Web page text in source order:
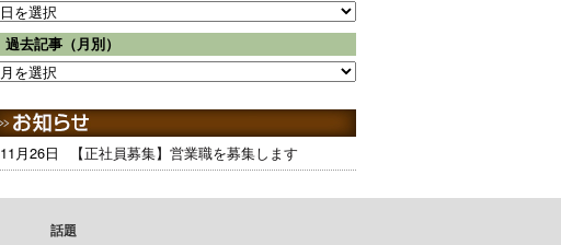
過去記事（月別）
11月26日 【正社員募集】営業職を募集します
話題